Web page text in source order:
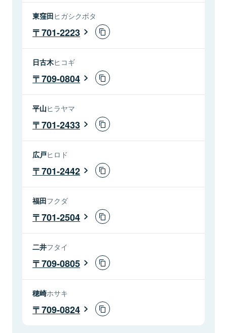
東窪田ヒガシクボタ
701-2223
日古木ヒコギ
709-0804
平山ヒラヤマ
701-2433
広戸ヒロド
701-2442
福田フクダ
701-2504
二井フタイ
709-0805
穂崎ホサキ
709-0824